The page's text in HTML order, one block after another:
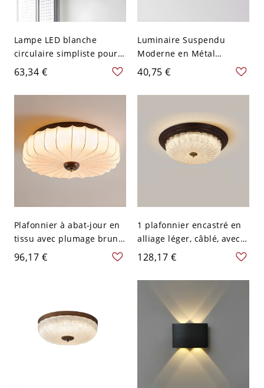
Lampe LED blanche
circulaire simpliste pour
plafond avec design nid
d'oiseau, montée
encastrée, en acrylique
63,34 €
Luminaire Suspendu
Moderne en Métal
Suspension LED en Forme
Rectangulaire pour
Bureau - 110 V-120 V Noir
40,75 €
Plafonnier à abat-jour en
tissu avec plumage brun
clair, 1 lumière - 110 V-
96,17 €
1 plafonnier encastré en
alliage léger, câblé, avec
abat-jour vitrifié - 110 V-
trois niveaux Assiette
128,17 €